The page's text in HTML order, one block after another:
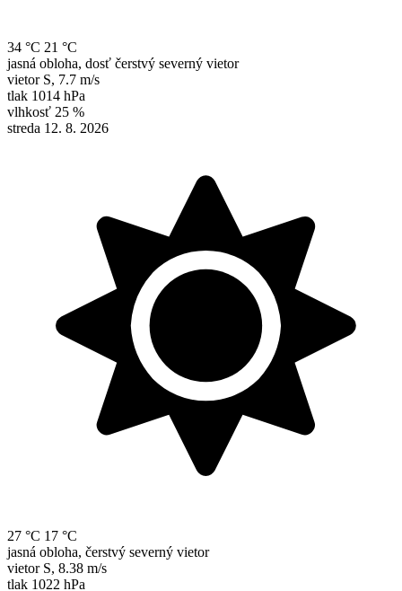
34 °C 21 °C
jasná obloha, dosť čerstvý severný vietor
vietor S, 7.7 m/s
tlak 1014 hPa
vlhkosť 25 %
streda 12. 8. 2026
27 °C 17 °C
jasná obloha, čerstvý severný vietor
vietor S, 8.38 m/s
tlak 1022 hPa